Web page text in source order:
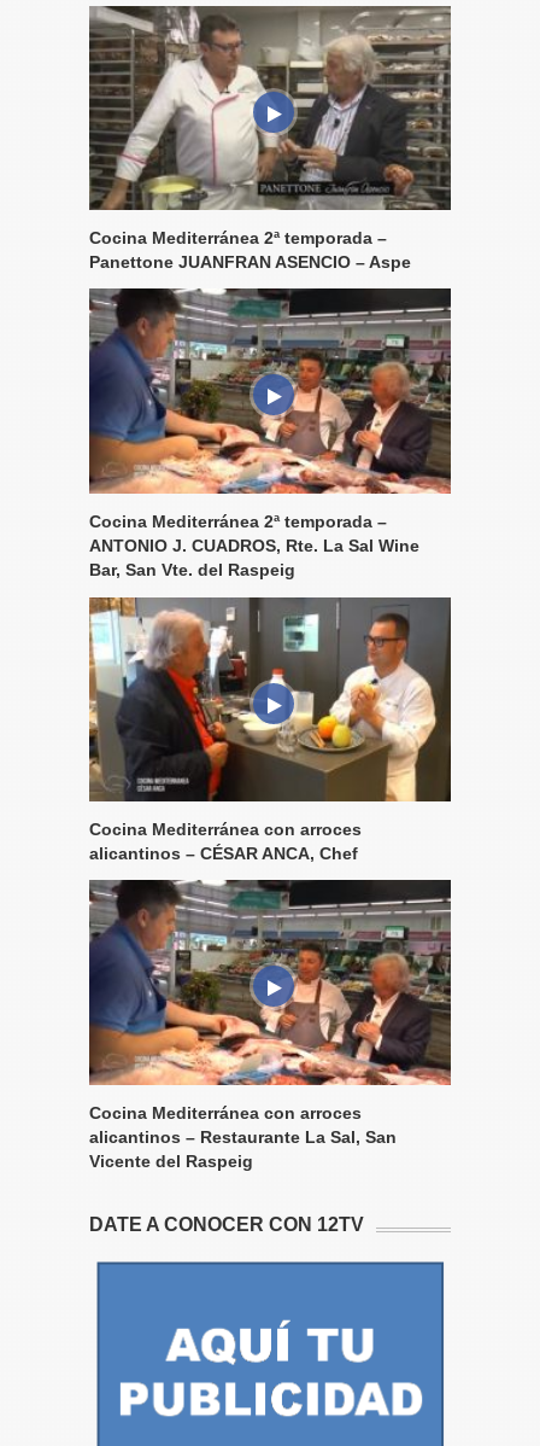
Cocina Mediterránea 2ª temporada –
Panettone JUANFRAN ASENCIO – Aspe
Cocina Mediterránea 2ª temporada –
ANTONIO J. CUADROS, Rte. La Sal Wine
Bar, San Vte. del Raspeig
Cocina Mediterránea con arroces
alicantinos – CÉSAR ANCA, Chef
Cocina Mediterránea con arroces
alicantinos – Restaurante La Sal, San
Vicente del Raspeig
DATE A CONOCER CON 12TV